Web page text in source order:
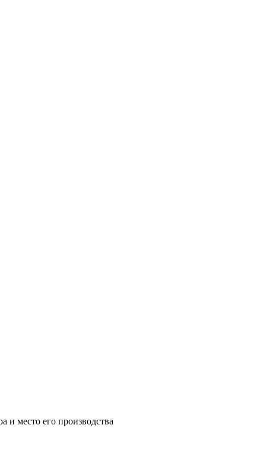
и место его производства